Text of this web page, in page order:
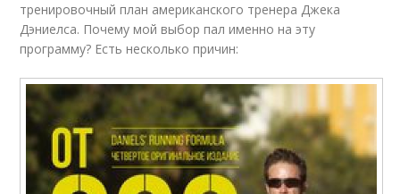
тренировочный план американского тренера Джека
Дэниелса. Почему мой выбор пал именно на эту
программу? Есть несколько причин: